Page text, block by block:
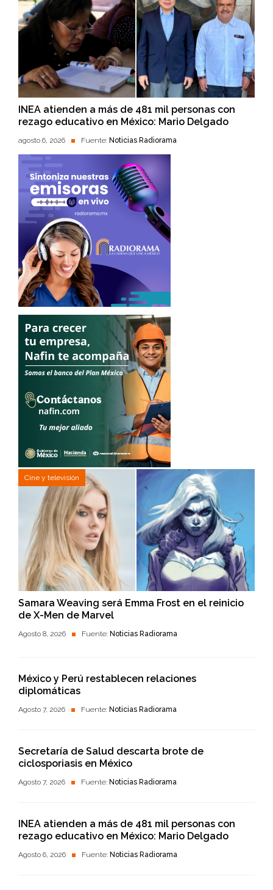
INEA atienden a más de 481 mil personas con
rezago educativo en México: Mario Delgado
agosto 6, 2026 Fuente: Noticias Radiorama
Cine y televisión
Samara Weaving será Emma Frost en el reinicio
de X-Men de Marvel
Agosto 8, 2026 Fuente: Noticias Radiorama
México y Perú restablecen relaciones
diplomáticas
Agosto 7, 2026 Fuente: Noticias Radiorama
Secretaría de Salud descarta brote de
ciclosporiasis en México
Agosto 7, 2026 Fuente: Noticias Radiorama
INEA atienden a más de 481 mil personas con
rezago educativo en México: Mario Delgado
Agosto 6, 2026 Fuente: Noticias Radiorama